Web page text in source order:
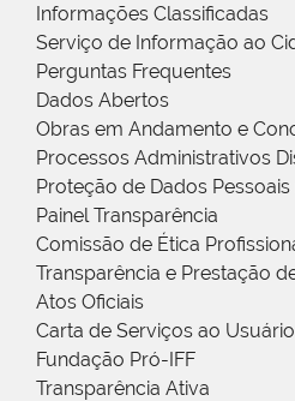
Informações Classificadas
Serviço de Informação ao
Perguntas Frequentes
Dados Abertos
Obras em Andamento e
Processos Administrativos
Proteção de Dados
Painel Transparência
Comissão de Ética
Transparência e Prestação
Atos Oficiais
Carta de Serviços ao Usuário
Fundação Pró-IFF
Transparência Ativa